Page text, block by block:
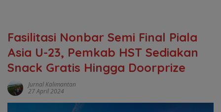
Fasilitasi Nonbar Semi Final Piala
Asia U-23, Pemkab HST Sediakan
Snack Gratis Hingga Doorprize
Jurnal Kalimantan
27 April 2024